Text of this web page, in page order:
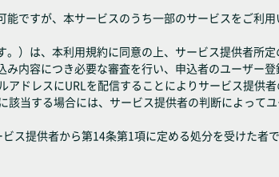
ですが、本サービスのうち一部のサービスをご利
）は、本利用規約に同意の上、サービス提供者所定
内容につき必要な審査を行い、申込者のユーザー
ドレスにURLを配信することによりサービス提供
当する場合には、サービス提供者の判断によって
ス提供者から第14条第1項に定める処分を受けた者